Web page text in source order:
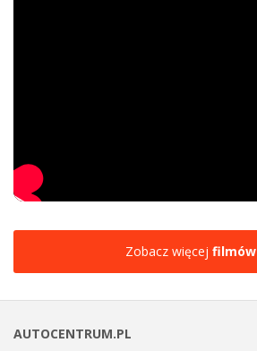
Zobacz więcej filmów
AUTOCENTRUM.PL